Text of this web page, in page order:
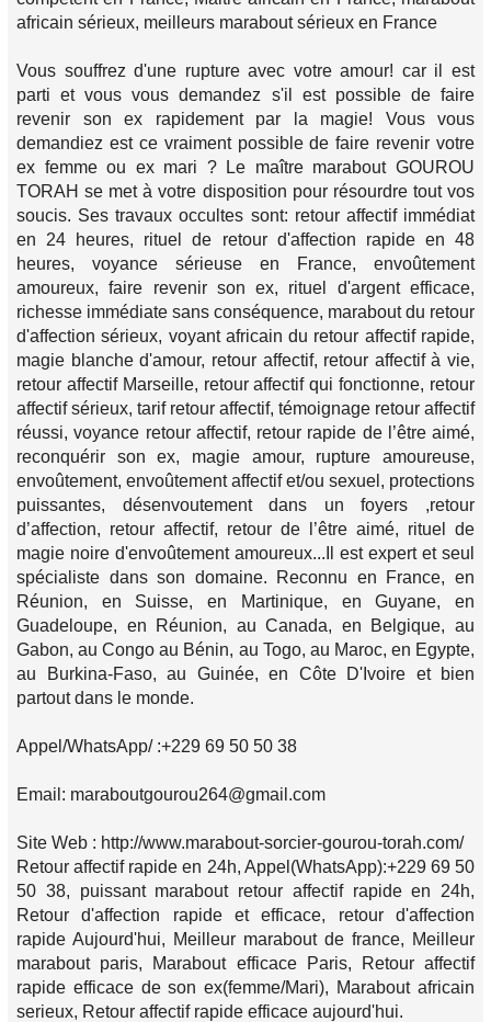
africain sérieux, meilleurs marabout sérieux en France
Vous souffrez d'une rupture avec votre amour! car il est
parti et vous vous demandez s'il est possible de faire
revenir son ex rapidement par la magie! Vous vous
demandiez est ce vraiment possible de faire revenir votre
ex femme ou ex mari ? Le maître marabout GOUROU
TORAH se met à votre disposition pour résourdre tout vos
soucis. Ses travaux occultes sont: retour affectif immédiat
en 24 heures, rituel de retour d'affection rapide en 48
heures, voyance sérieuse en France, envoûtement
amoureux, faire revenir son ex, rituel d'argent efficace,
richesse immédiate sans conséquence, marabout du retour
d'affection sérieux, voyant africain du retour affectif rapide,
magie blanche d'amour, retour affectif, retour affectif à vie,
retour affectif Marseille, retour affectif qui fonctionne, retour
affectif sérieux, tarif retour affectif, témoignage retour affectif
réussi, voyance retour affectif, retour rapide de l’être aimé,
reconquérir son ex, magie amour, rupture amoureuse,
envoûtement, envoûtement affectif et/ou sexuel, protections
puissantes, désenvoutement dans un foyers ,retour
d’affection, retour affectif, retour de l’être aimé, rituel de
magie noire d'envoûtement amoureux...Il est expert et seul
spécialiste dans son domaine. Reconnu en France, en
Réunion, en Suisse, en Martinique, en Guyane, en
Guadeloupe, en Réunion, au Canada, en Belgique, au
Gabon, au Congo au Bénin, au Togo, au Maroc, en Egypte,
au Burkina-Faso, au Guinée, en Côte D'Ivoire et bien
partout dans le monde.
Appel/WhatsApp/ :+229 69 50 50 38
Email: maraboutgourou264@gmail.com
Site Web : http://www.marabout-sorcier-gourou-torah.com/
Retour affectif rapide en 24h, Appel(WhatsApp):+229 69 50
50 38, puissant marabout retour affectif rapide en 24h,
Retour d'affection rapide et efficace, retour d'affection
rapide Aujourd'hui, Meilleur marabout de france, Meilleur
marabout paris, Marabout efficace Paris, Retour affectif
rapide efficace de son ex(femme/Mari), Marabout africain
serieux, Retour affectif rapide efficace aujourd'hui.